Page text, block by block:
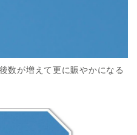
数が増えて更に賑やかになる